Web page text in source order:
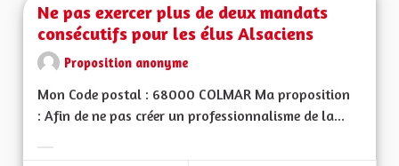
Ne pas exercer plus de deux mandats
consécutifs pour les élus Alsaciens
Proposition anonyme
Mon Code postal : 68000 COLMAR Ma proposition
: Afin de ne pas créer un professionnalisme de la...